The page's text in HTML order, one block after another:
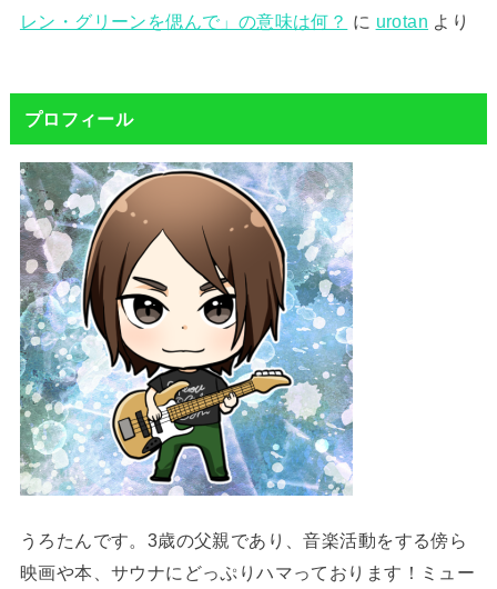
レン・グリーンを偲んで」の意味は何？ に urotan より
プロフィール
うろたんです。3歳の父親であり、音楽活動をする傍ら
映画や本、サウナにどっぷりハマっております！ミュー